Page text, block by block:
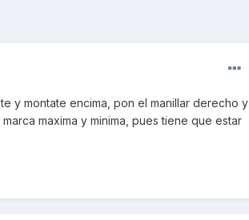
y montate encima, pon el manillar derecho y
maxima y minima, pues tiene que estar